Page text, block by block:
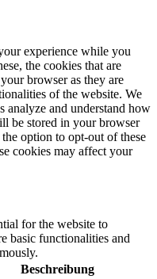
experience while you
the cookies that are
browser as they are
of the website. We
analyze and understand how
be stored in your browser
option to opt-out of these
cookies may affect your
for the website to
basic functionalities and
Beschreibung